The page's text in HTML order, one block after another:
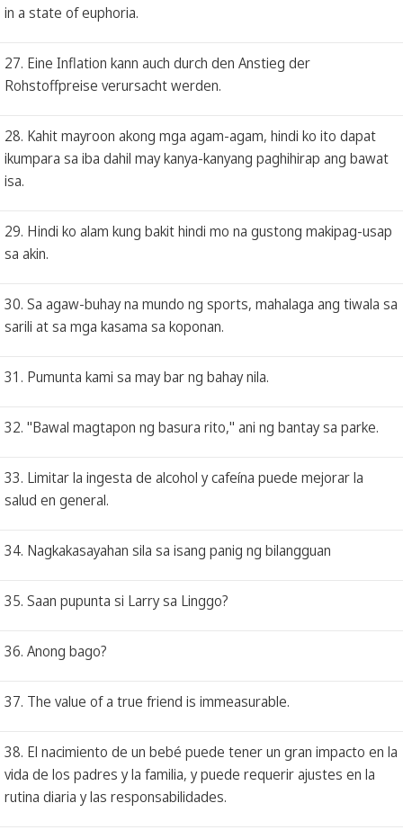
in a state of euphoria.
27. Eine Inflation kann auch durch den Anstieg der
Rohstoffpreise verursacht werden.
28. Kahit mayroon akong mga agam-agam, hindi ko ito dapat
ikumpara sa iba dahil may kanya-kanyang paghihirap ang bawat
isa.
29. Hindi ko alam kung bakit hindi mo na gustong makipag-usap
sa akin.
30. Sa agaw-buhay na mundo ng sports, mahalaga ang tiwala sa
sarili at sa mga kasama sa koponan.
31. Pumunta kami sa may bar ng bahay nila.
32. "Bawal magtapon ng basura rito," ani ng bantay sa parke.
33. Limitar la ingesta de alcohol y cafeína puede mejorar la
salud en general.
34. Nagkakasayahan sila sa isang panig ng bilangguan
35. Saan pupunta si Larry sa Linggo?
36. Anong bago?
37. The value of a true friend is immeasurable.
38. El nacimiento de un bebé puede tener un gran impacto en la
vida de los padres y la familia, y puede requerir ajustes en la
rutina diaria y las responsabilidades.